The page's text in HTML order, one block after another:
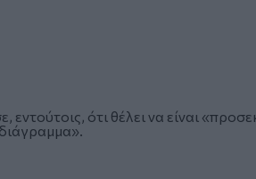
ότι θέλει να είναι